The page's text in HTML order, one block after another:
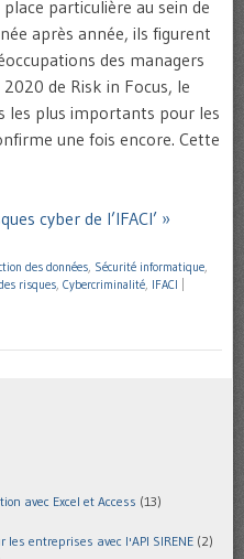
particulière au sein de
après année, ils figurent
des managers
de Risk in Focus, le
les plus importants pour les
une fois encore. Cette
cyber de l’IFACI’ »
des données Sécurité informatique
risques Cybercriminalité IFACI
avec Excel et Access (13)
entreprises avec l'API SIRENE (2)